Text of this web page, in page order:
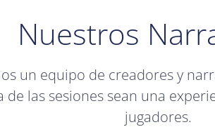
Nuestros
un equipo de creadores y
las sesiones sean una
jugadores.